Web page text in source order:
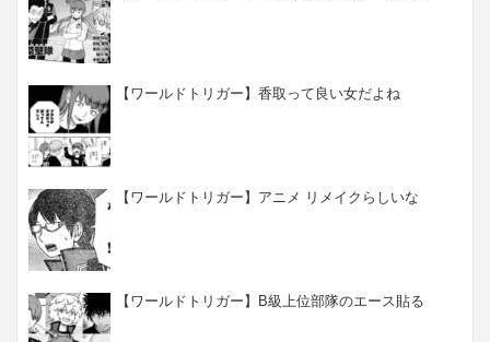
【ワールドトリガー】香取って良い女だよね
【ワールドトリガー】アニメ リメイクらしいな
【ワールドトリガー】B級上位部隊のエース貼る